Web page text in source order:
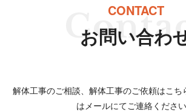
CONTACT
お問い合わ
解体工事のご相談、解体工事のご依頼はこち
はメールにてご連絡ください